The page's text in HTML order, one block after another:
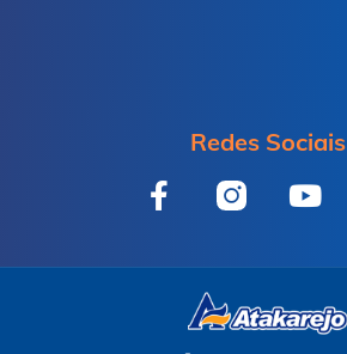
Redes Sociais